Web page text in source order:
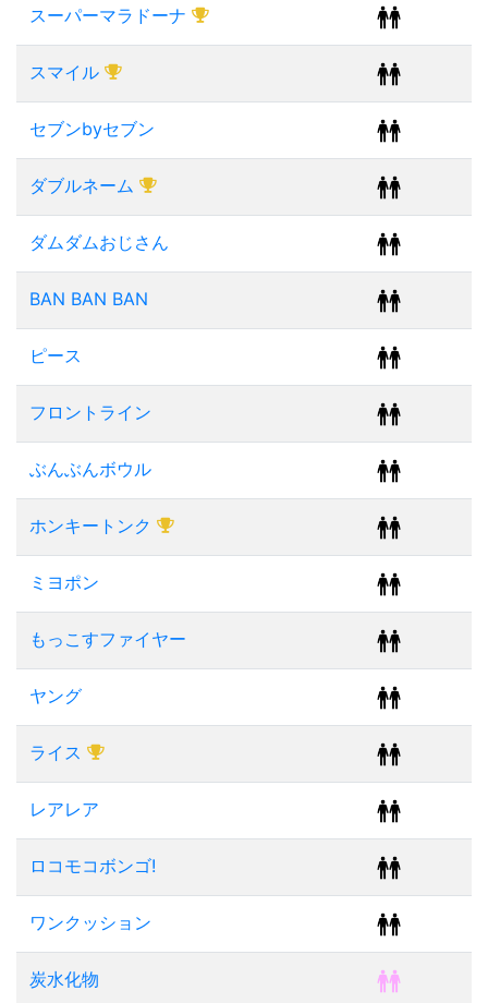
スーパーマラドーナ
スマイル
セブンbyセブン
ダブルネーム
ダムダムおじさん
BAN BAN BAN
ピース
フロントライン
ぶんぶんボウル
ホンキートンク
ミヨポン
もっこすファイヤー
ヤング
ライス
レアレア
ロコモコボンゴ!
ワンクッション
炭水化物